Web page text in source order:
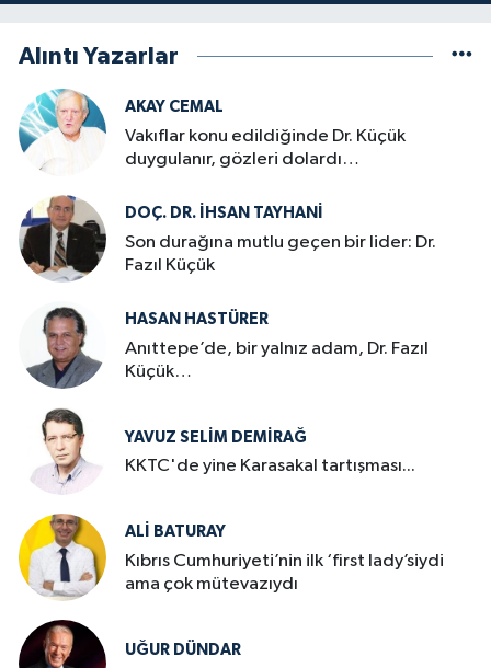
Alıntı Yazarlar
AKAY CEMAL
Vakıflar konu edildiğinde Dr. Küçük
duygulanır, gözleri dolardı…
DOÇ. DR. İHSAN TAYHANI
Son durağına mutlu geçen bir lider: Dr.
Fazıl Küçük
HASAN HASTÜRER
Anıttepe’de, bir yalnız adam, Dr. Fazıl
Küçük…
YAVUZ SELIM DEMIRAĞ
KKTC'de yine Karasakal tartışması...
ALI BATURAY
Kıbrıs Cumhuriyeti’nin ilk ‘first lady’siydi
ama çok mütevazıydı
UĞUR DÜNDAR